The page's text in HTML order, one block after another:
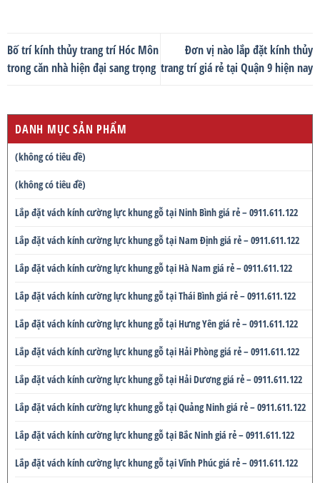
Bố trí kính thủy trang trí Hóc Môn
trong căn nhà hiện đại sang trọng
Đơn vị nào lắp đặt kính thủy
trang trí giá rẻ tại Quận 9 hiện nay
DANH MỤC SẢN PHẨM
(không có tiêu đề)
(không có tiêu đề)
Lắp đặt vách kính cường lực khung gỗ tại Ninh Bình giá rẻ – 0911.611.122
Lắp đặt vách kính cường lực khung gỗ tại Nam Định giá rẻ – 0911.611.122
Lắp đặt vách kính cường lực khung gỗ tại Hà Nam giá rẻ – 0911.611.122
Lắp đặt vách kính cường lực khung gỗ tại Thái Bình giá rẻ – 0911.611.122
Lắp đặt vách kính cường lực khung gỗ tại Hưng Yên giá rẻ – 0911.611.122
Lắp đặt vách kính cường lực khung gỗ tại Hải Phòng giá rẻ – 0911.611.122
Lắp đặt vách kính cường lực khung gỗ tại Hải Dương giá rẻ – 0911.611.122
Lắp đặt vách kính cường lực khung gỗ tại Quảng Ninh giá rẻ – 0911.611.122
Lắp đặt vách kính cường lực khung gỗ tại Bắc Ninh giá rẻ – 0911.611.122
Lắp đặt vách kính cường lực khung gỗ tại Vĩnh Phúc giá rẻ – 0911.611.122